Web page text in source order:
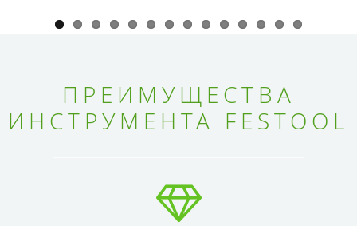
ПРЕИМУЩЕСТВА
ИНСТРУМЕНТА FESTOOL